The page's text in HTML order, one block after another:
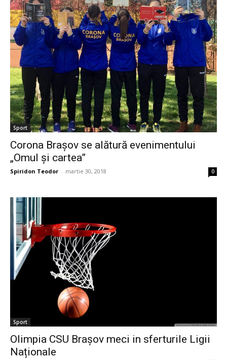
Sport
Corona Braşov se alătură evenimentului
„Omul şi cartea”
Spiridon Teodor - martie 30, 2018 0
Sport
Olimpia CSU Brașov meci in sferturile Ligii
Naționale